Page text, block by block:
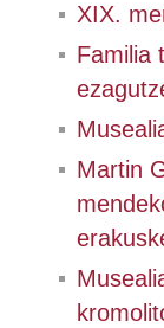
XIX.
Familia
Martin